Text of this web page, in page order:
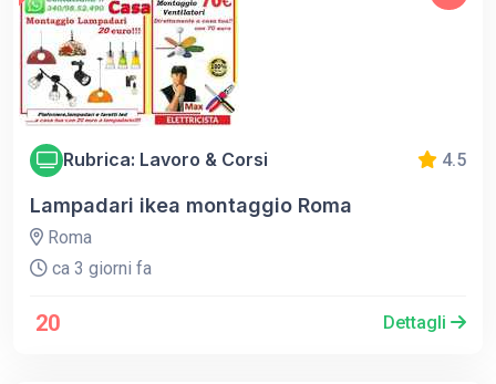
Rubrica: Lavoro & Corsi 4.5
Lampadari ikea montaggio Roma
Roma
ca 3 giorni fa
20 Dettagli